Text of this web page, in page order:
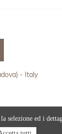
- Italy
selezione ed i